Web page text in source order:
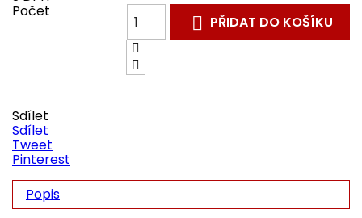
Počet
 PŘIDAT DO KOŠÍKU
Sdílet
Sdílet
Tweet
Pinterest
Popis